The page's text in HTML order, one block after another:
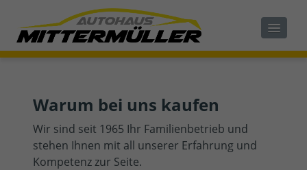
Warum bei uns kaufen
Wir sind seit 1965 Ihr Familienbetrieb und
stehen Ihnen mit all unserer Erfahrung und
Kompetenz zur Seite.